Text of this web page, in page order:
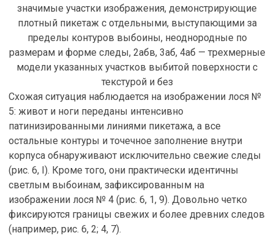
значимые участки изображения, демонстрирующие
плотный пикетаж с отдельными, выступающими за
пределы контуров выбоины, неоднородные по
размерам и форме следы, 2абв, 3аб, 4аб — трехмерные
модели указанных участков выбитой поверхности с
текстурой и без
Схожая ситуация наблюдается на изображении лося №
5: живот и ноги переданы интенсивно
патинизированными линиями пикетажа, а все
остальные контуры и точечное заполнение внутри
корпуса обнаруживают исключительно свежие следы
(рис. 6, I). Кроме того, они практически идентичны
светлым выбоинам, зафиксированным на
изображении лося № 4 (рис. 6, 1, 9). Довольно четко
фиксируются границы свежих и более древних следов
(например, рис. 6, 2; 4, 7).